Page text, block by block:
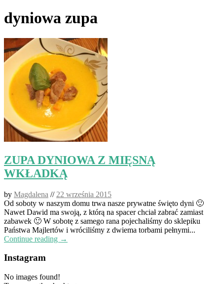
dyniowa zupa
ZUPA DYNIOWA Z MIĘSNĄ
WKŁADKĄ
by Magdalena // 22 września 2015
Od soboty w naszym domu trwa nasze prywatne święto dyni 🙂
Nawet Dawid ma swoją, z którą na spacer chciał zabrać zamiast
zabawek 🙂 W sobotę z samego rana pojechaliśmy do sklepiku
Państwa Majlertów i wróciliśmy z dwiema torbami pełnymi...
Continue reading →
Instagram
No images found!